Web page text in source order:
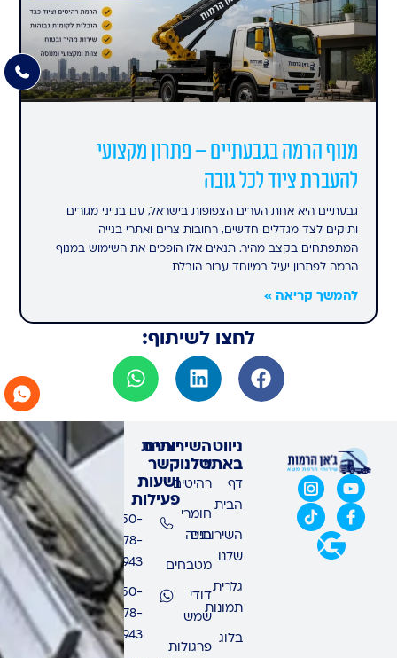
מנוף הרמה בגבעתיים – פתרון מקצועי
להעברת ציוד לכל גובה
גבעתיים היא אחת הערים הצפופות בישראל, עם בנייני מגורים
ותיקים לצד מגדלים חדשים, רחובות צרים ואתרי בנייה
המתפתחים בקצב מהיר. תנאים אלו הופכים את השימוש במנוף
הרמה לפתרון יעיל במיוחד עבור הובלת
להמשך קריאה »
לחצו לשיתוף:
ניווט
באתר
דף
הבית
השירותים
שלנו
גלרית
תמונות
בלוג
השירותים
שלנו
רהיטים
חומרי
בנייה
מטבחים
דודי
שמש
פרגולות
יצירת
קשר
ושעות
פעילות
050-
678-
9943
050-
678-
9943